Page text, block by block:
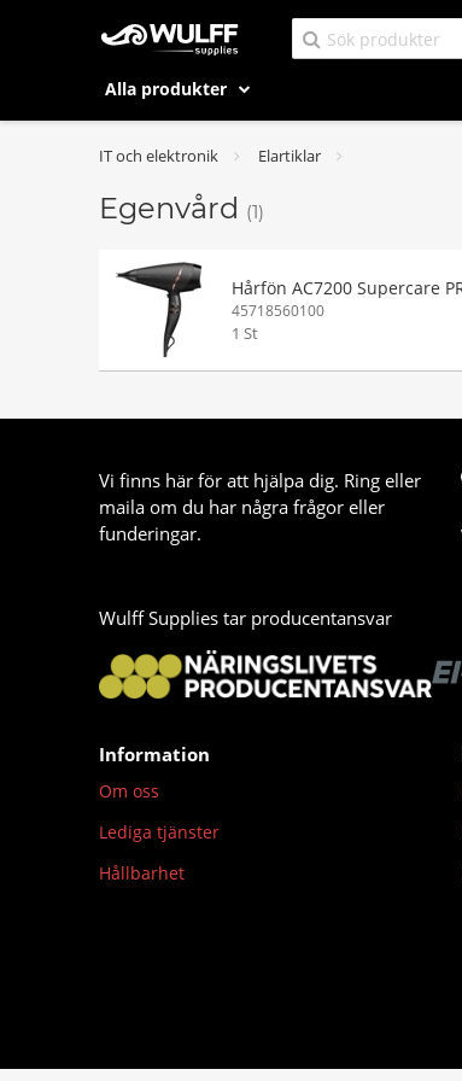
Alla produkter
IT och elektronik Elartiklar
Egenvård (1)
Hårfön AC7200 Supercare
45718560100
1 St
Vi finns här för att hjälpa dig. Ring eller
maila om du har några frågor eller
funderingar.
Wulff Supplies tar producentansvar
Information
Om oss
Lediga tjänster
Hållbarhet